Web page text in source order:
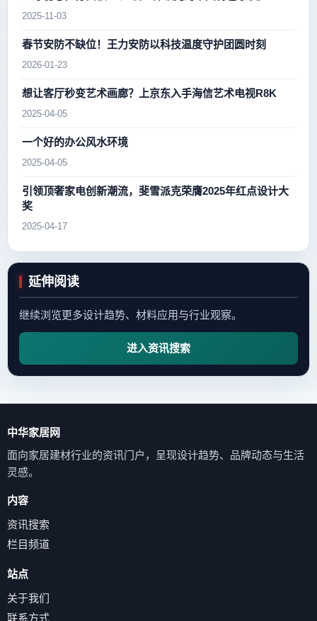
2025-11-03
春节安防不缺位！王力安防以科技温度守护团圆时刻
2026-01-23
想让客厅秒变艺术画廊？上京东入手海信艺术电视R8K
2025-04-05
一个好的办公风水环境
2025-04-05
引领顶奢家电创新潮流，斐雪派克荣膺2025年红点设计大
奖
2025-04-17
延伸阅读
继续浏览更多设计趋势、材料应用与行业观察。
进入资讯搜索
中华家居网
面向家居建材行业的资讯门户，呈现设计趋势、品牌动态与生活
灵感。
内容
资讯搜索
栏目频道
站点
关于我们
联系方式